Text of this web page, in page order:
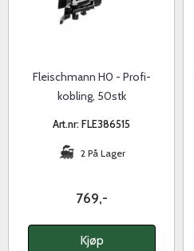
Fleischmann H0 - Profi-
kobling, 50stk
Art.nr: FLE386515
2 På Lager
769,-
Kjøp